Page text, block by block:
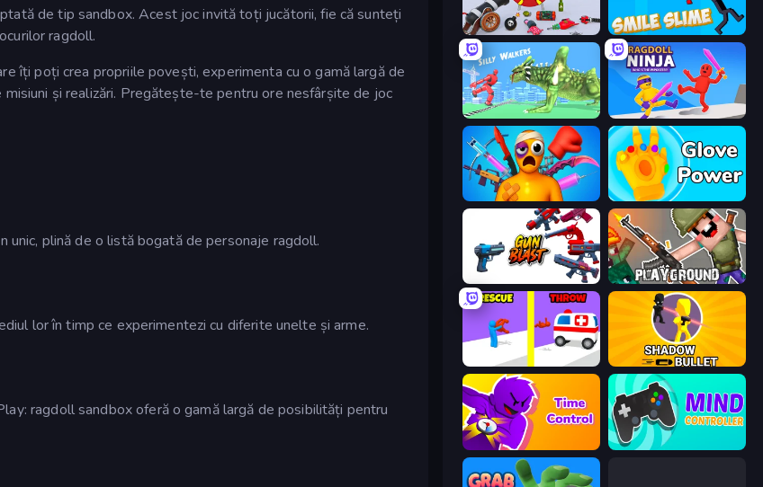
de tip sandbox. Acest joc invită toți jucătorii, fie că sunteți
ragdoll.
îți poți crea propriile povești, experimenta cu o gamă largă de
și realizări. Pregătește-te pentru ore nesfârșite de joc
unic, plină de o listă bogată de personaje ragdoll.
lor în timp ce experimentezi cu diferite unelte și arme.
ragdoll sandbox oferă o gamă largă de posibilități pentru
Smash Guy: Ragdoll Punch Hero Smile Slime
Silly Walkers Ragdoll Ninja: Imposter Hero
Fun Ragdoll Challenge! Glove Power
Playground
Rescue Throw Shadow Bullet
Time Control! Mind Controller